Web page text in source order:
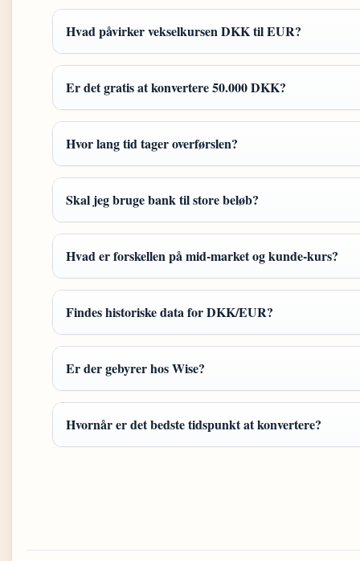
Hvad påvirker vekselkursen DKK til EUR?
Er det gratis at konvertere 50.000 DKK?
Hvor lang tid tager overførslen?
Skal jeg bruge bank til store beløb?
Hvad er forskellen på mid-market og kunde-kurs?
Findes historiske data for DKK/EUR?
Er der gebyrer hos Wise?
Hvornår er det bedste tidspunkt at konvertere?